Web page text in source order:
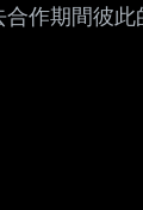
作期間彼
稱承載了創
號即日起停